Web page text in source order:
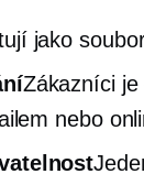
jako
Zákazníci
nebo